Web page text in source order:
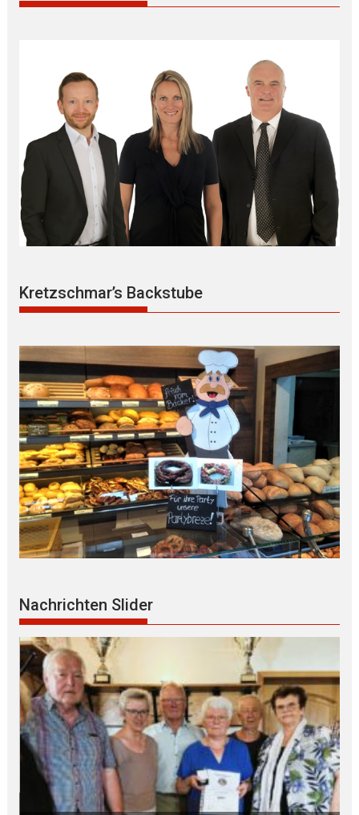
Kretzschmar’s Backstube
Nachrichten Slider
B Ü R G E R S P R E C H S T U N D E mit Ursula